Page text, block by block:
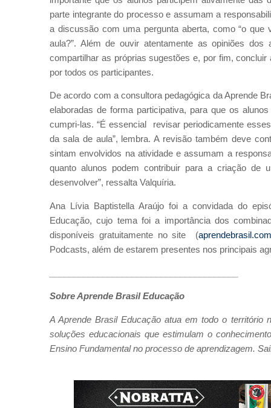
parte integrante do processo e assumam a
a discussão com uma pergunta aberta, como “o
aula?”. Além de ouvir atentamente as opiniões
compartilhar as próprias sugestões e, por fim,
por todos os participantes.
De acordo com a consultora pedagógica da Aprende
elaboradas de forma participativa, para que os
cumpri-las. “É essencial revisar periodicamente
da sala de aula”, lembra. A revisão também deve
sintam envolvidos na atividade e assumam a
quanto alunos podem contribuir para a criação de
desenvolver”, ressalta Valquíria.
Ana Lívia Baptistella Araújo foi a convidada do
Educação, cujo tema foi a importância dos
disponíveis gratuitamente no site
(
Podcasts, além de estarem presentes nos principais
Sobre Aprende Brasil Educação
A Aprende Brasil Educação atua em todo o território
soluções educacionais que estimulam o
Ensino Fundamental no processo de aprendizagem.